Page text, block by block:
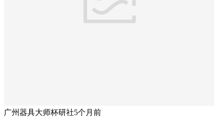
广州器具大师杯研社5个月前